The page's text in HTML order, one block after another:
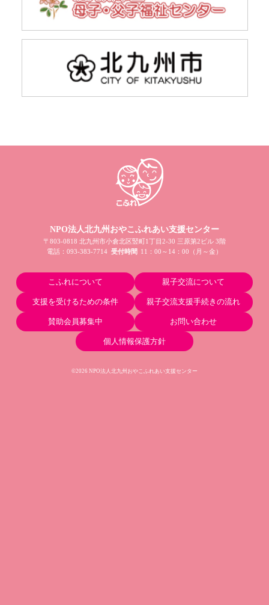
NPO法人北九州おやこふれあい支援センター
〒803-0818 北九州市小倉北区竪町1丁目2-30 三原第2ビル 3階
電話： 093-383-7714 受付時間 11：00～14：00（月～金）
こふれについて 親子交流について
支援を受けるための条件 親子交流支援手続きの流れ
賛助会員募集中 お問い合わせ
個人情報保護方針
©2026 NPO法人北九州おやこふれあい支援センター